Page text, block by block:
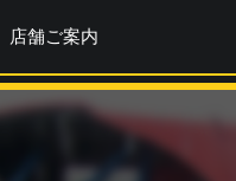
店舗ご案内